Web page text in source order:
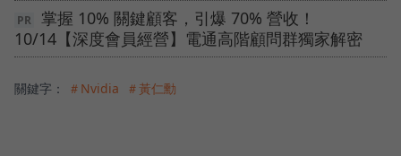
掌握 10% 關鍵顧客，引爆 70% 營收！
10/14【深度會員經營】電通高階顧問群獨家解密
關鍵字： ＃Nvidia ＃黃仁勳